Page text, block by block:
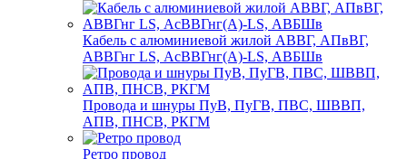
Кабель с алюминиевой жилой АВВГ, АПвВГ,
АВВГнг LS, АсВВГнг(А)-LS, АВБШв
Провода и шнуры ПуВ, ПуГВ, ПВС, ШВВП,
АПВ, ПНСВ, РКГМ
Ретро провод